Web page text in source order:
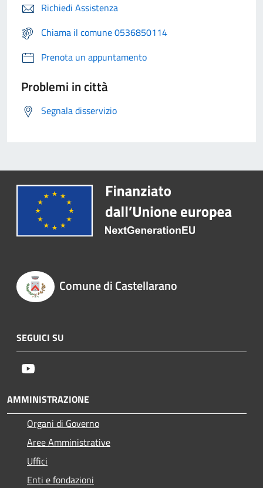
Richiedi Assistenza
Chiama il comune 0536850114
Prenota un appuntamento
Problemi in città
Segnala disservizio
Comune di Castellarano
SEGUICI SU
AMMINISTRAZIONE
Organi di Governo
Aree Amministrative
Uffici
Enti e fondazioni